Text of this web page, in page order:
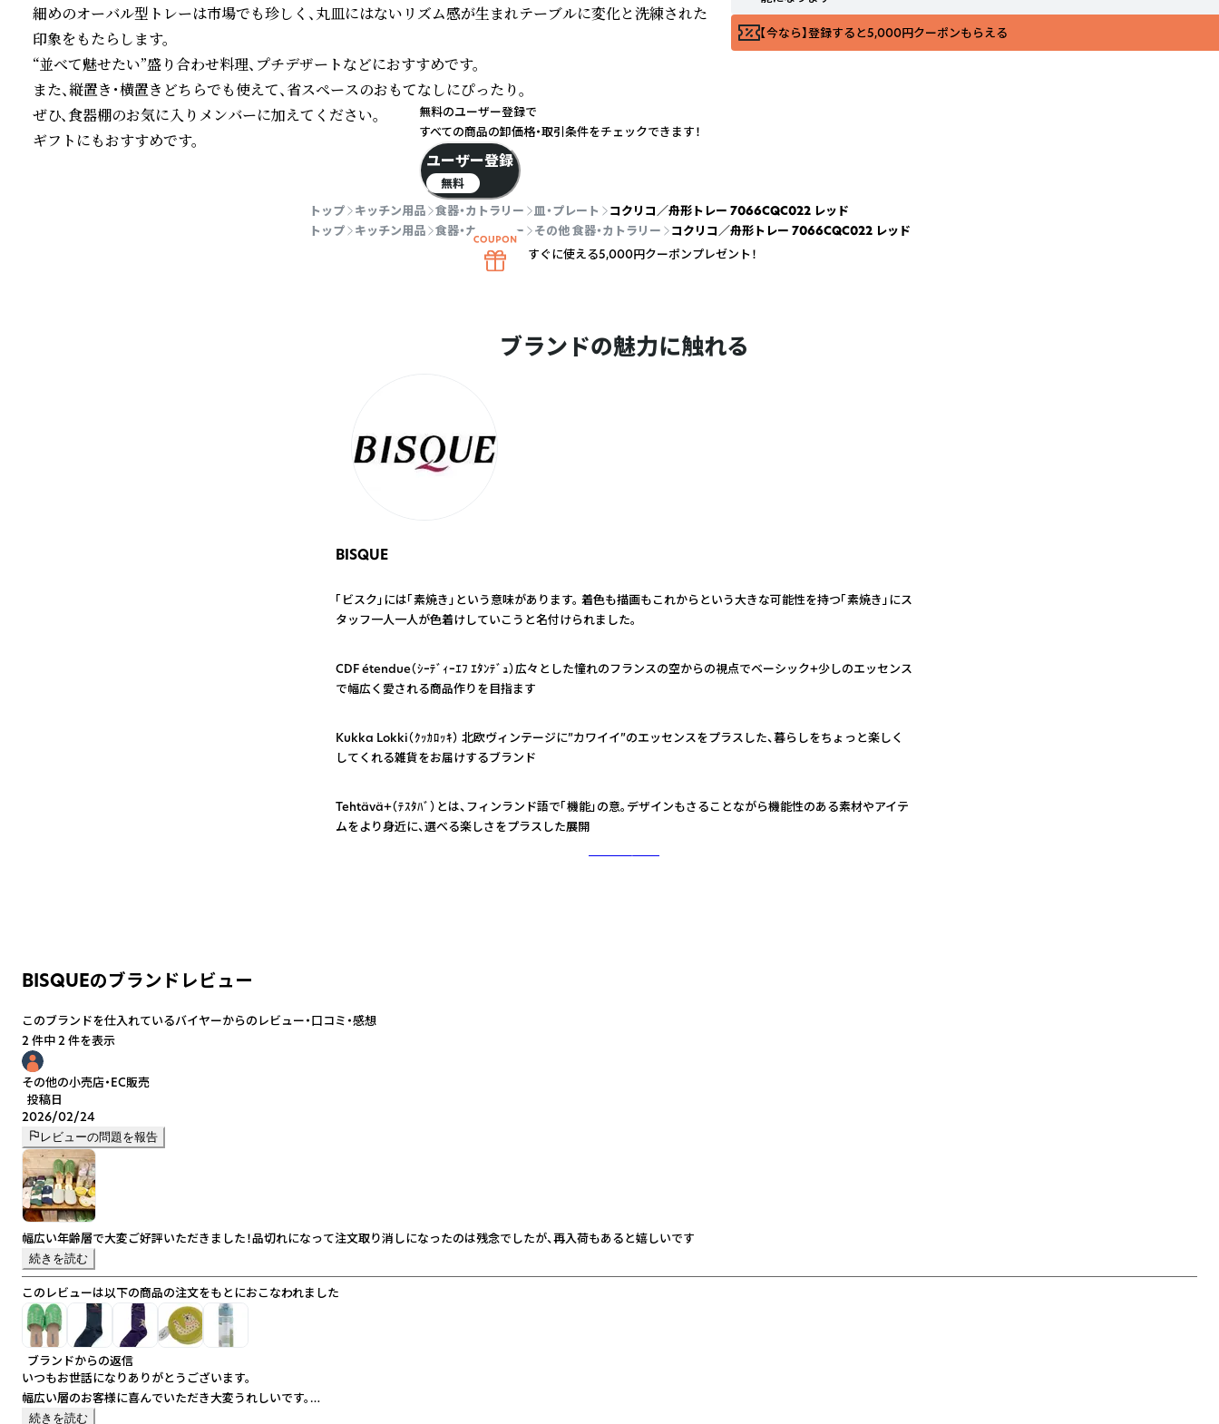
細めのオーバル型トレーは市場でも珍しく、丸皿にはないリズム感が生まれテーブルに変化と洗練された
印象をもたらします。
“並べて魅せたい”盛り合わせ料理、プチデザートなどにおすすめです。
また、縦置き・横置きどちらでも使えて、省スペースのおもてなしにぴったり。
ぜひ、食器棚のお気に入りメンバーに加えてください。
ギフトにもおすすめです。
【今なら】登録すると5,000円クーポンもらえる
トップ キッチン用品 食器・カトラリー 皿・プレート
コクリコ／舟形トレー 7066CQC022 レッド
トップ
キッチン用品 食器・カトラリー その他 食器・カトラリー コクリコ／舟形トレー 7066CQC022 レッド
ブランドの魅力に触れる
BISQUE
「ビスク」には「素焼き」という意味があります。 着色も描画もこれからという大きな可能性を持つ「素焼き」にス
タッフ一人一人が色着けしていこうと名付けられました。
CDF étendue（ｼｰﾃﾞｨｰｴﾌ ｴﾀﾝﾃﾞｭ）広々とした憧れのフランスの空からの視点でベーシック+少しのエッセンス
で幅広く愛される商品作りを目指ます
Kukka Lokki（ｸｯｶﾛｯｷ） 北欧ヴィンテージに”カワイイ”のエッセンスをプラスした、暮らしをちょっと楽しく
してくれる雑貨をお届けするブランド
Tehtävä+（ﾃｽﾀﾊﾞ）とは、フィンランド語で「機能」の意。デザインもさることながら機能性のある素材やアイテ
ムをより身近に、選べる楽しさをプラスした展開
BISQUEのブランドレビュー
このブランドを仕入れているバイヤーからのレビュー・口コミ・感想
2 件中 2 件を表示
その他の小売店・EC販売
投稿日
2026/02/24
レビューの問題を報告
幅広い年齢層で大変ご好評いただきました！品切れになって注文取り消しになったのは残念でしたが、再入荷もあると嬉しいです
続きを読む
このレビューは以下の商品の注文をもとにおこなわれました
ブランドからの返信
いつもお世話になりありがとうございます。
幅広い層のお客様に喜んでいただき大変うれしいです。
品切れでご迷惑をおかけしますが、適切な生産管理に努めてまいります。
続きを読む
無料のユーザー登録で
すべての商品の卸価格・取引条件をチェックできます！
ユーザー登録
無料
すぐに使える5,000円クーポンプレゼント！